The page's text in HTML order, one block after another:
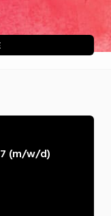
(m/w/d)